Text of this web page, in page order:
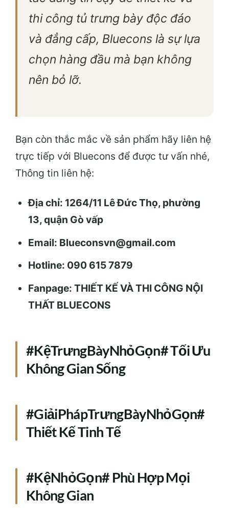
thi công tủ trưng bày độc đáo
và đẳng cấp, Bluecons là sự lựa
chọn hàng đầu mà bạn không
nên bỏ lỡ.
Bạn còn thắc mắc về sản phẩm hãy liên hệ
trực tiếp với Bluecons để được tư vấn nhé,
Thông tin liên hệ:
Địa chỉ: 1264/11 Lê Đức Thọ, phường
13, quận Gò vấp
Email: Blueconsvn@gmail.com
Hotline: 090 615 7879
Fanpage: THIẾT KẾ VÀ THI CÔNG NỘI
THẤT BLUECONS
#KệTrưngBàyNhỏGọn# Tối Ưu
Không Gian Sống
#GiảiPhápTrưngBàyNhỏGọn#
Thiết Kế Tinh Tế
#KệNhỏGọn# Phù Hợp Mọi
Không Gian